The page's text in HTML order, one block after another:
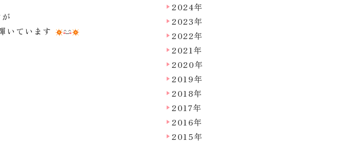
いています
2024年
2023年
2022年
2021年
2020年
2019年
2018年
2017年
2016年
2015年